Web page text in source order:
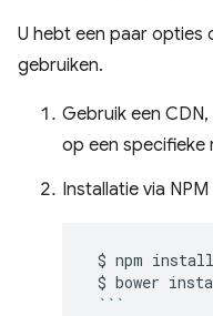
U hebt een paar opties
gebruiken.
Gebruik een CDN,
op een specifieke
Installatie via
$ npm install
$ bower
```